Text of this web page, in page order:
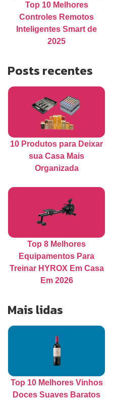
Top 10 Melhores
Controles Remotos
Inteligentes Smart de
2025
Posts recentes
10 Produtos para Deixar
sua Casa Mais
Organizada
Top 8 Melhores
Equipamentos Para
Treinar HYROX Em Casa
Em 2026
Mais lidas
Top 10 Melhores Vinhos
Doces Suaves Baratos